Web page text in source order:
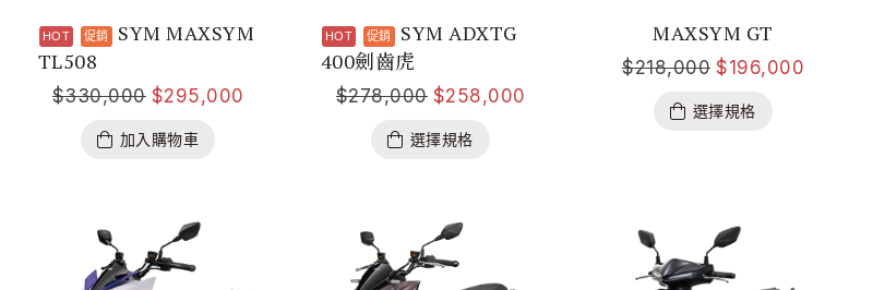
SYM MAXSYM
TL508
$330,000 $295,000
加入購物車
SYM ADXTG
400劍齒虎
$278,000 $258,000
選擇規格
MAXSYM GT
$218,000 $196,000
選擇規格